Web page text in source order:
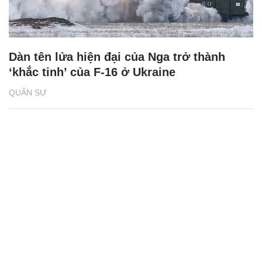
QUÂN SỰ
Dàn tên lửa hiện đại của Nga trở thành
‘khắc tinh’ của F-16 ở Ukraine